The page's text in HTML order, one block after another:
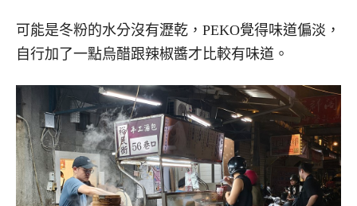
可能是冬粉的水分沒有瀝乾，PEKO覺得味道偏淡，
自行加了一點烏醋跟辣椒醬才比較有味道。